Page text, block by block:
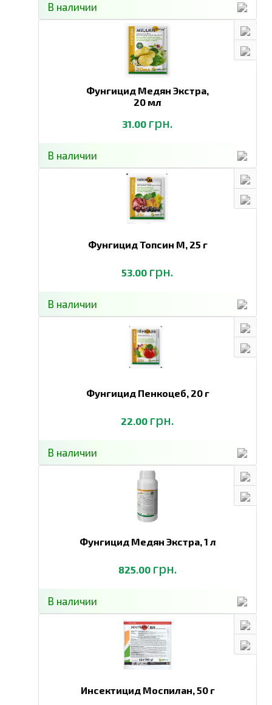
В наличии
Фунгицид Медян Экстра,
20 мл
31.00 грн.
В наличии
Фунгицид Топсин М, 25 г
53.00 грн.
В наличии
Фунгицид Пенкоцеб, 20 г
22.00 грн.
В наличии
Фунгицид Медян Экстра,1 л
825.00 грн.
В наличии
Инсектицид Моспилан,50 г